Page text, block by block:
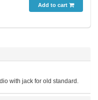
Add to cart
with jack for old standard.